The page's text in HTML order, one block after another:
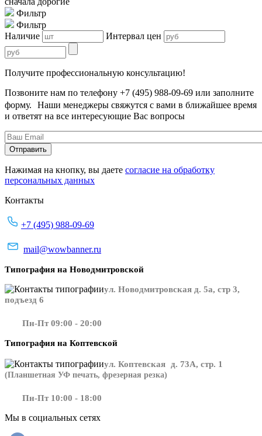
Фильтр
Фильтр
Наличие
Интервал цен
Получите профессиональную консультацию!
Позвоните нам по телефону +7 (495) 988-09-69 или заполните
форму. Наши менеджеры свяжутся с вами в ближайшее время
и ответят на все интересующие Вас вопросы
Нажимая на кнопку, вы даете согласие на обработку
персональных данных
Контакты
+7 (495) 988-09-69
mail@wowbanner.ru
Типография на Новодмитровской
ул. Новодмитровская д. 5а, стр 3,
подъезд 6
Пн-Пт 09:00 - 20:00
Типография на Коптевской
ул. Коптевская д. 73А, стр. 1
(Планшетная УФ печать, фрезерная резка)
Пн-Пт 10:00 - 18:00
Мы в социальных сетях